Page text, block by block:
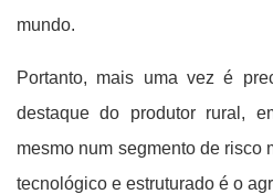
mundo.
Portanto, mais uma vez é
destaque do produtor rural,
mesmo num segmento de risco
tecnológico e estruturado é o